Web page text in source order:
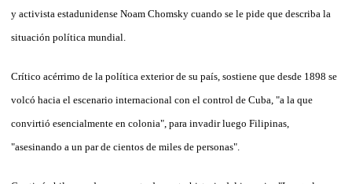
y activista estadunidense Noam Chomsky cuando se le pide que describa la
situación política mundial.
Crítico acérrimo de la política exterior de su país, sostiene que desde 1898 se
volcó hacia el escenario internacional con el control de Cuba, "a la que
convirtió esencialmente en colonia", para invadir luego Filipinas,
"asesinando a un par de cientos de miles de personas".